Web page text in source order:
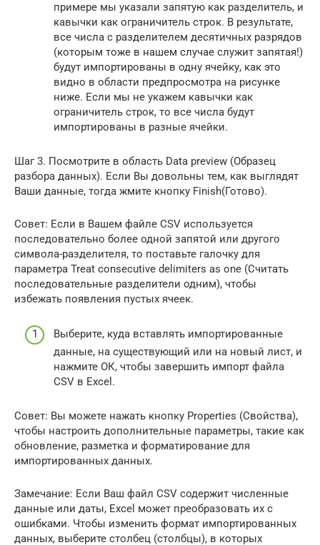
примере мы указали запятую как разделитель, и
кавычки как ограничитель строк. В результате,
все числа с разделителем десятичных разрядов
(которым тоже в нашем случае служит запятая!)
будут импортированы в одну ячейку, как это
видно в области предпросмотра на рисунке
ниже. Если мы не укажем кавычки как
ограничитель строк, то все числа будут
импортированы в разные ячейки.
Шаг 3. Посмотрите в область Data preview (Образец
разбора данных). Если Вы довольны тем, как выглядят
Ваши данные, тогда жмите кнопку Finish(Готово).
Совет: Если в Вашем файле CSV используется
последовательно более одной запятой или другого
символа-разделителя, то поставьте галочку для
параметра Treat consecutive delimiters as one (Считать
последовательные разделители одним), чтобы
избежать появления пустых ячеек.
Выберите, куда вставлять импортированные
данные, на существующий или на новый лист, и
нажмите ОК, чтобы завершить импорт файла
CSV в Excel.
Совет: Вы можете нажать кнопку Properties (Свойства),
чтобы настроить дополнительные параметры, такие как
обновление, разметка и форматирование для
импортированных данных.
Замечание: Если Ваш файл CSV содержит численные
данные или даты, Excel может преобразовать их с
ошибками. Чтобы изменить формат импортированных
данных, выберите столбец (столбцы), в которых